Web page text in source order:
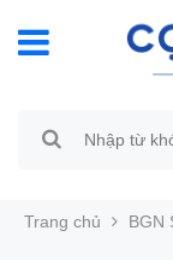
Trang chủ BGN